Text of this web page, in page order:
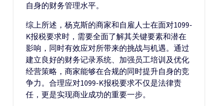
自身的财务管理水平。
综上所述，杨克斯的商家和自雇人士在面对1099-
K报税要求时，需要全面了解其关键要素和潜在
影响，同时有效应对所带来的挑战与机遇。通过
建立良好的财务记录系统、加强员工培训及优化
经营策略，商家能够在合规的同时提升自身的竞
争力。合理应对1099-K报税要求不仅是法律责
任，更是实现商业成功的重要一步。